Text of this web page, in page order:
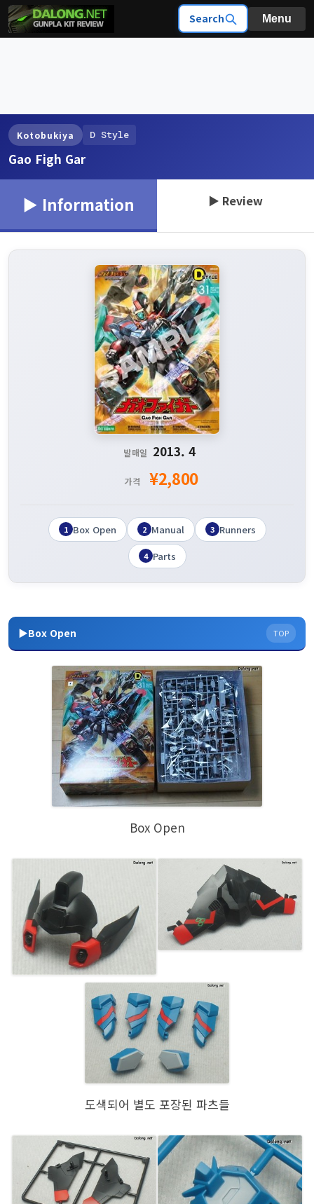
Search Menu
Kotobukiya D Style
Gao Figh Gar
▶ Information ▶ Review
발매일 2013. 4
가격 ¥2,800
1 Box Open 2 Manual 3 Runners
4 Parts
▶Box Open TOP
Box Open
도색되어 별도 포장된 파츠들